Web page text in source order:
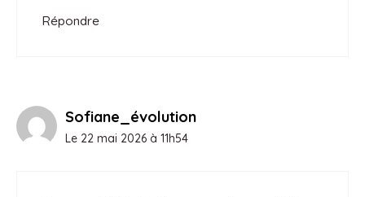
Répondre
Sofiane_évolution
Le 22 mai 2026 à 11h54